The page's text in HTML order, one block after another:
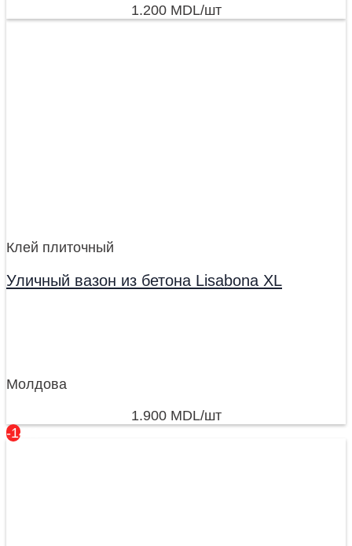
1.200 MDL/шт
Клей плиточный
Уличный вазон из бетона Lisabona XL
Молдова
1.900 MDL/шт
-14%